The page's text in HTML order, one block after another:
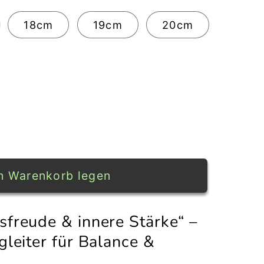
18cm 19cm 20cm
Warenkorb legen
& innere Stärke“ –
für Balance &